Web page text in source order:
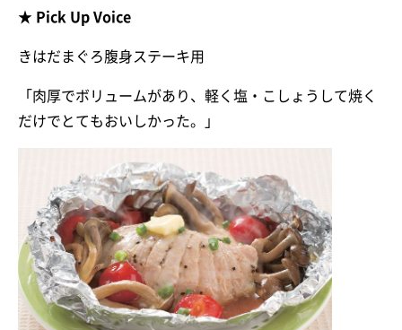
★ Pick Up Voice
きはだまぐろ腹身ステーキ用
「肉厚でボリュームがあり、軽く塩・こしょうして焼く
だけでとてもおいしかった。」